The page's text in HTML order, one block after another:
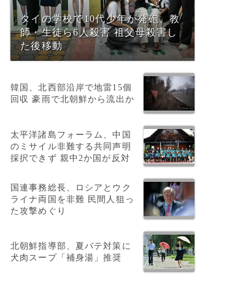
タイの学校で10代少年が発砲、教
師・生徒ら6人殺害 祖父母殺害し
た後移動
韓国、北西部沿岸で地雷15個
回収 豪雨で北朝鮮から流出か
太平洋諸島フォーラム、中国
のミサイル非難する共同声明
採択できず 親中2か国が反対
国連事務総長、ロシアとウク
ライナ両国を非難 民間人狙っ
た攻撃めぐり
北朝鮮指導部、夏バテ対策に
犬肉スープ「補身湯」推奨